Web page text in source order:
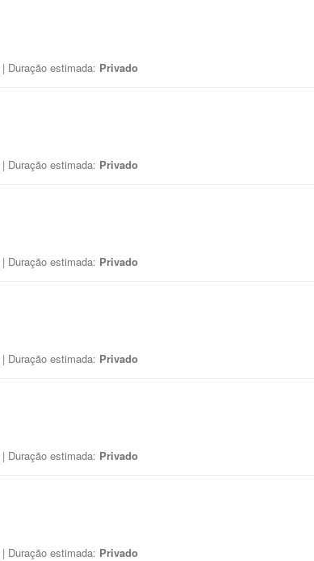
| Duração estimada: Privado
| Duração estimada: Privado
| Duração estimada: Privado
| Duração estimada: Privado
| Duração estimada: Privado
| Duração estimada: Privado